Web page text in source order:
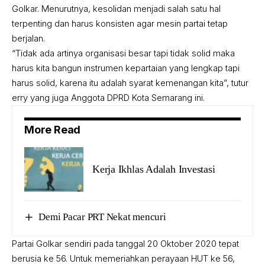
Golkar. Menurutnya, kesolidan menjadi salah satu hal
terpenting dan harus konsisten agar mesin partai tetap
berjalan.
“Tidak ada artinya organisasi besar tapi tidak solid maka
harus kita bangun instrumen kepartaian yang lengkap tapi
harus solid, karena itu adalah syarat kemenangan kita”, tutur
erry yang juga Anggota DPRD Kota Semarang ini.
More Read
Kerja Ikhlas Adalah Investasi
Demi Pacar PRT Nekat mencuri
Partai Golkar sendiri pada tanggal 20 Oktober 2020 tepat
berusia ke 56. Untuk memeriahkan perayaan HUT ke 56,